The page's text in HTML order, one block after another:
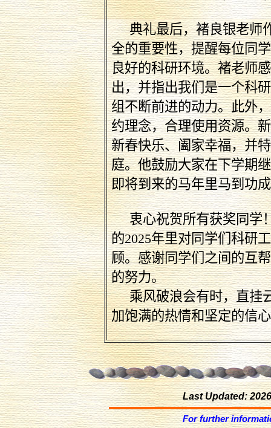
典礼最后，褚良银老师
全的重要性，提醒每位同
良好的科研环境。褚老师
出，并指出我们是一个科
组不断前进的动力。此外
约理念，合理使用资源。
新春快乐、阖家幸福，并
庭。他鼓励大家在下学期
即将到来的马年里马到功
衷心祝贺所有获奖同学
的2025年里对同学们科研
顾。感谢同学们之间的互
的努力。
乘风破浪会有时，直挂
加饱满的热情和坚定的信
Last Updated:
For further